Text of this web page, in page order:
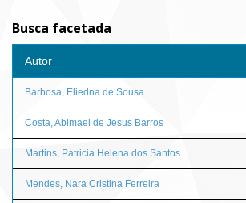
Busca facetada
Autor
Barbosa, Eliedna de Sousa
Costa, Abimael de Jesus Barros
Martins, Patricia Helena dos Santos
Mendes, Nara Cristina Ferreira